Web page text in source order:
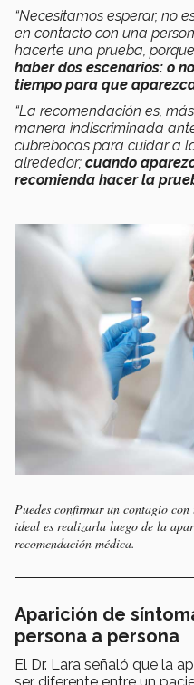
“Necesitamos esperar, no
en contacto con una
hacerte una prueba,
haber dos escenarios: o
tiempo para que
“La recomendación es,
manera indiscriminada
cubrebocas para cuidar a
alrededor; cuando
recomienda hacer la
Puedes confirmar un contagio
ideal es realizarla luego de la
recomendación médica.
Aparición de
persona a persona
El Dr. Lara señaló que la